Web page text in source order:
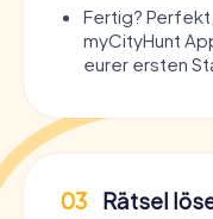
Fertig?
myCityHunt
eurer ersten
03 Rätsel